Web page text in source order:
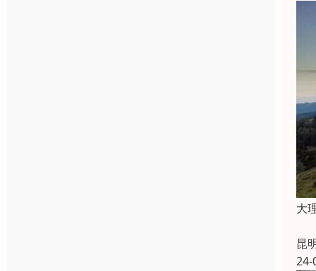
大
昆
24-